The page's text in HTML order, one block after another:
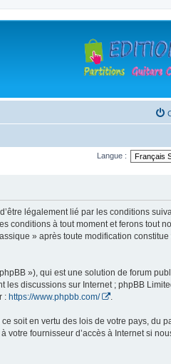
Langue :
légalement lié par les conditions
conditions à tout moment et ferons tout
» après toute modification constitue
»), qui est une solution de forum
les discussions sur Internet ; phpBB
: https://www.phpbb.com/ .
soit en vertu des lois de votre pays, du
fournisseur d’accès à Internet si